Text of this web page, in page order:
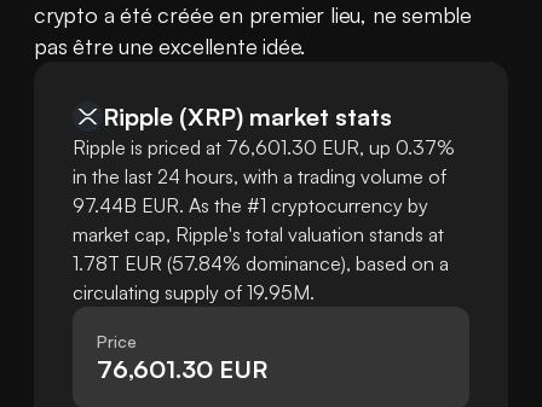
crypto a été créée en premier lieu, ne semble
pas être une excellente idée.
Ripple (XRP) market stats
Ripple is priced at 76,601.30 EUR, up 0.37%
in the last 24 hours, with a trading volume of
97.44B EUR. As the #1 cryptocurrency by
market cap, Ripple's total valuation stands at
1.78T EUR (57.84% dominance), based on a
circulating supply of 19.95M.
Price
76,601.30 EUR